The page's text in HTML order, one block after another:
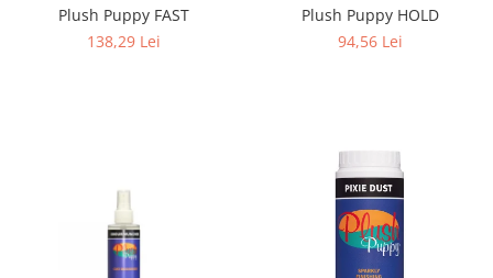
Plush Puppy FAST
138,29 Lei
Plush Puppy HOLD
94,56 Lei